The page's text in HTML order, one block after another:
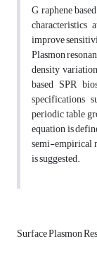
G raphene
characteristics
improve
Plasmon
density
based SPR
specifications
periodic table
equation is
semi-empirical
is suggested.
Surface Plasmon